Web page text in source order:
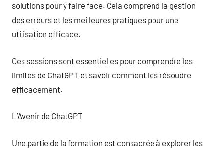
solutions pour y faire face. Cela comprend la gestion
des erreurs et les meilleures pratiques pour une
utilisation efficace.
Ces sessions sont essentielles pour comprendre les
limites de ChatGPT et savoir comment les résoudre
efficacement.
L’Avenir de ChatGPT
Une partie de la formation est consacrée à explorer les